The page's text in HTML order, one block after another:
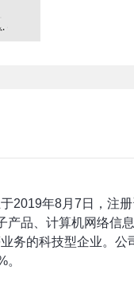
2019年8月7日，注
产品、计算机网络信
务的科技型企业。